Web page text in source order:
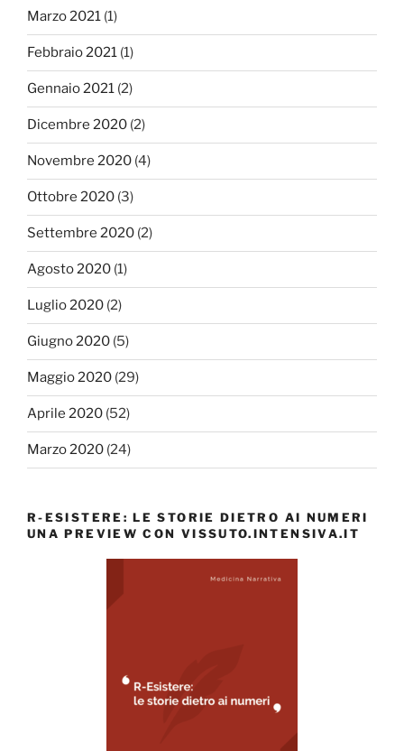
Marzo 2021 (1)
Febbraio 2021 (1)
Gennaio 2021 (2)
Dicembre 2020 (2)
Novembre 2020 (4)
Ottobre 2020 (3)
Settembre 2020 (2)
Agosto 2020 (1)
Luglio 2020 (2)
Giugno 2020 (5)
Maggio 2020 (29)
Aprile 2020 (52)
Marzo 2020 (24)
R-ESISTERE: LE STORIE DIETRO AI NUMERI
UNA PREVIEW CON VISSUTO.INTENSIVA.IT